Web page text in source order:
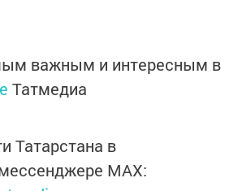
важным и интересным в
Татмедиа
Татарстана в
MАХ: